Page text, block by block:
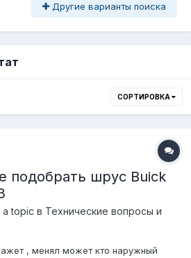
Другие варианты поиска
СОРТИРОВКА
подобрать шрус Buick
a topic в Технические вопросы и
, менял может кто наружный